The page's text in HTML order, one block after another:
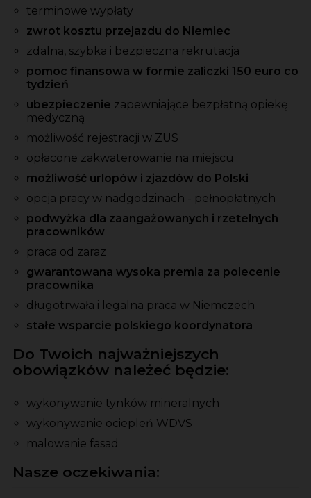
terminowe wypłaty
zwrot kosztu przejazdu do Niemiec
zdalna, szybka i bezpieczna rekrutacja
pomoc finansowa w formie zaliczki 150 euro co
tydzień
ubezpieczenie zapewniające bezpłatną opiekę
medyczną
możliwość rejestracji w ZUS
opłacone zakwaterowanie na miejscu
możliwość urlopów i zjazdów do Polski
opcja pracy w nadgodzinach - pełnopłatnych
podwyżka dla zaangażowanych i rzetelnych
pracowników
praca od zaraz
gwarantowana wysoka premia za polecenie
pracownika
długotrwała i legalna praca w Niemczech
stałe wsparcie polskiego koordynatora
Do Twoich najważniejszych
obowiązków należeć będzie:
wykonywanie tynków mineralnych
wykonywanie ociepleń WDVS
malowanie fasad
Nasze oczekiwania: